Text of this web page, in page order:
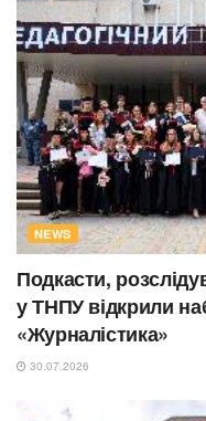
NEWS
Подкасти,
у ТНПУ відкрили
«Журналістика»
30.07.2026